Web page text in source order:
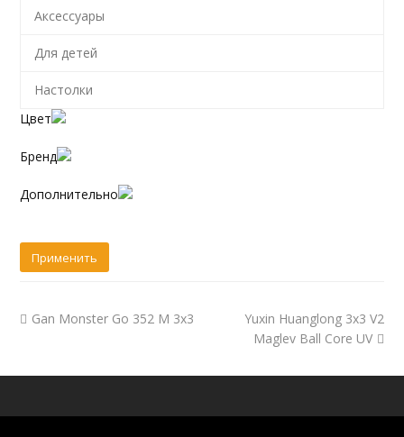
Аксессуары
Для детей
Настолки
Цвет
Бренд
Дополнительно
Gan Monster Go 352 M 3x3
Yuxin Huanglong 3x3 V2
Maglev Ball Core UV